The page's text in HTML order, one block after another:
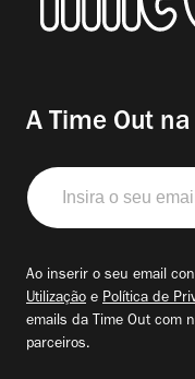
A Time Out
Insira
o
seu
Ao inserir o seu email
Utilização e Política de
emails da Time Out com
parceiros.